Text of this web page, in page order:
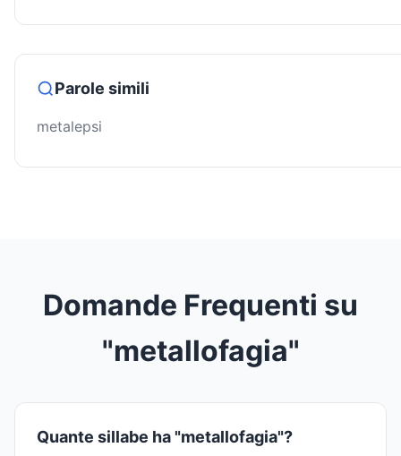
Parole simili
metalepsi
Domande Frequenti su
"metallofagia"
Quante sillabe ha "metallofagia"?